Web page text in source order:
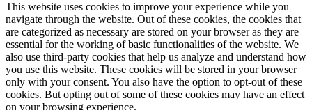
This website uses cookies to improve your experience while you
navigate through the website. Out of these cookies, the cookies that
are categorized as necessary are stored on your browser as they are
essential for the working of basic functionalities of the website. We
also use third-party cookies that help us analyze and understand how
you use this website. These cookies will be stored in your browser
only with your consent. You also have the option to opt-out of these
cookies. But opting out of some of these cookies may have an effect
on your browsing experience.